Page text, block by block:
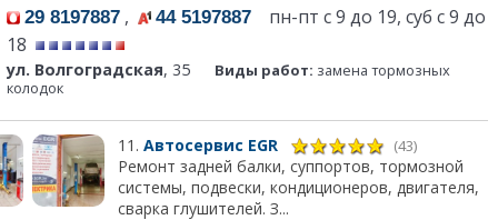
29 8197887 , 44 5197887 пн-пт с 9 до 19, суб с 9 до
18
ул. Волгоградская, 35 Виды работ: замена тормозных
колодок
11. Автосервис EGR (43)
Ремонт задней балки, суппортов, тормозной
системы, подвески, кондиционеров, двигателя,
сварка глушителей. З...